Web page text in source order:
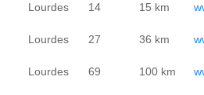
Lourdes 14 15 km
Lourdes 27 36 km
Lourdes 69 100 km